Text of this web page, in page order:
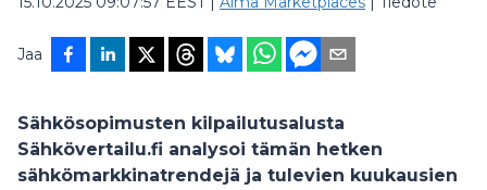
Jaa
Sähkösopimusten kilpailutusalusta
Sähkövertailu.fi analysoi tämän hetken
sähkömarkkinatrendejä ja tulevien kuukausien